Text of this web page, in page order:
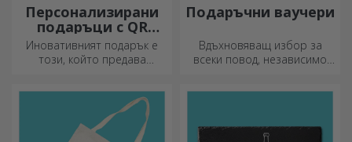
Персонализирани
подаръци с QR
кодове
Иновативният подарък е
този, който предава
с QR код и добавен линк, за
да предизвикате най-
уникални реакции!
Подаръчни ваучери
Вдъхновяващ избор за
всеки повод, независимо
дни, празници или други